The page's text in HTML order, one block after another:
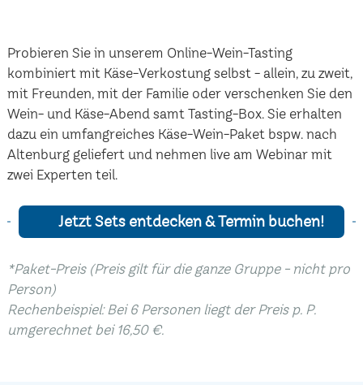
Probieren Sie in unserem Online-Wein-Tasting
kombiniert mit Käse-Verkostung selbst - allein, zu zweit,
mit Freunden, mit der Familie oder verschenken Sie den
Wein- und Käse-Abend samt Tasting-Box. Sie erhalten
dazu ein umfangreiches Käse-Wein-Paket bspw. nach
Altenburg geliefert und nehmen live am Webinar mit
zwei Experten teil.
Jetzt Sets entdecken & Termin buchen!
*Paket-Preis (Preis gilt für die ganze Gruppe - nicht pro
Person)
Rechenbeispiel: Bei 6 Personen liegt der Preis p. P.
umgerechnet bei 16,50 €.